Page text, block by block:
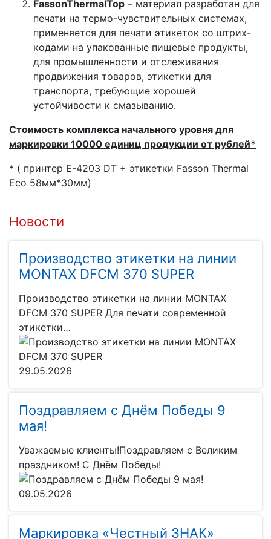
FassonThermalTop – материал разработан для
печати на термо-чувствительных системах,
применяется для печати этикеток со штрих-
кодами на упакованные пищевые продукты,
для промышленности и отслеживания
продвижения товаров, этикетки для
транспорта, требующие хорошей
устойчивости к смазыванию.
Стоимость комплекса начального уровня для
маркировки 10000 единиц продукции от рублей*
* ( принтер Е-4203 DT + этикетки Fasson Thermal
Eco 58мм*30мм)
Новости
Производство этикетки на линии
MONTAX DFCM 370 SUPER
Производство этикетки на линии MONTAX
DFCM 370 SUPER Для печати современной
этикетки…
29.05.2026
Поздравляем с Днём Победы 9
мая!
Уважаемые клиенты!Поздравляем с Великим
праздником! С Днём Победы!
09.05.2026
Маркировка «Честный ЗНАК»